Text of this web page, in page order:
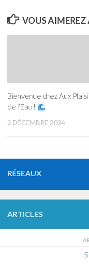
VOUS AIMEREZ
Bienvenue chez Aux
de l’Eau !
2 DÉCEMBRE 2024
RÉSEAUX
ARTICLES